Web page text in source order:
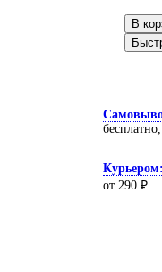
В
бесплатно
Курьером:
от 290 ₽